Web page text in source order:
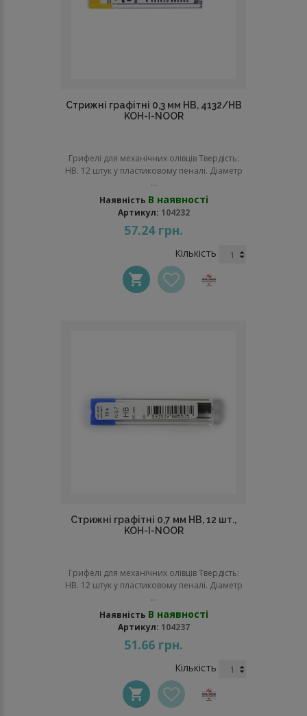
Стрижні графітні 0,3 мм НВ, 4132/НВ
KOH-I-NOOR
Грифелі для механічних олівців Твердість:
НВ. 12 штук у пластиковому пеналі. Діаметр
...
Наявність В наявності
Артикул: 104232
57.24 грн.
Кількість
Стрижні графітні 0,7 мм НВ, 12 шт.,
KOH-I-NOOR
Грифелі для механічних олівців Твердість:
НВ. 12 штук у пластиковому пеналі. Діаметр
...
Наявність В наявності
Артикул: 104237
51.66 грн.
Кількість